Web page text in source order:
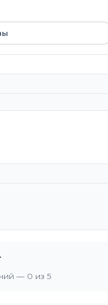
— 0 из 5